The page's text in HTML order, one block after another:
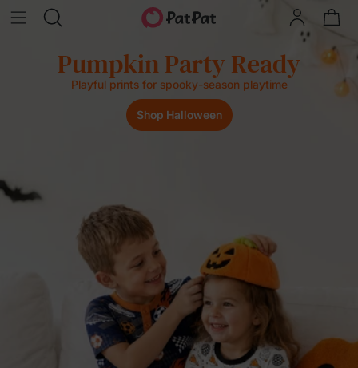
Pumpkin Party Ready
Playful prints for spooky-season playtime
Shop Halloween